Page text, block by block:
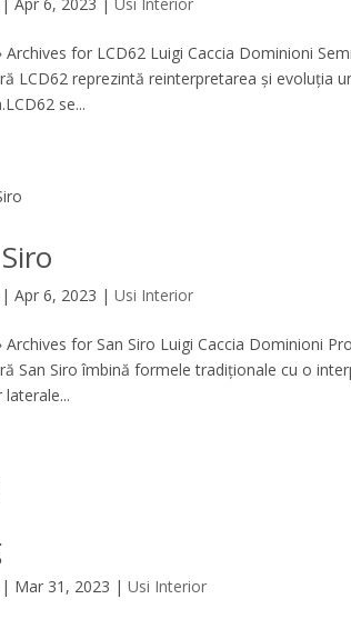
Archives for LCD62 Luigi Caccia Dominioni
LCD62 reprezintă reinterpretarea și evoluția
se...
|Apr 6, 2023 |Usi Interior
Archives for San Siro Luigi Caccia Dominioni
San Siro îmbină formele tradiționale cu o
laterale...
| Mar 31, 2023 |Usi Interior